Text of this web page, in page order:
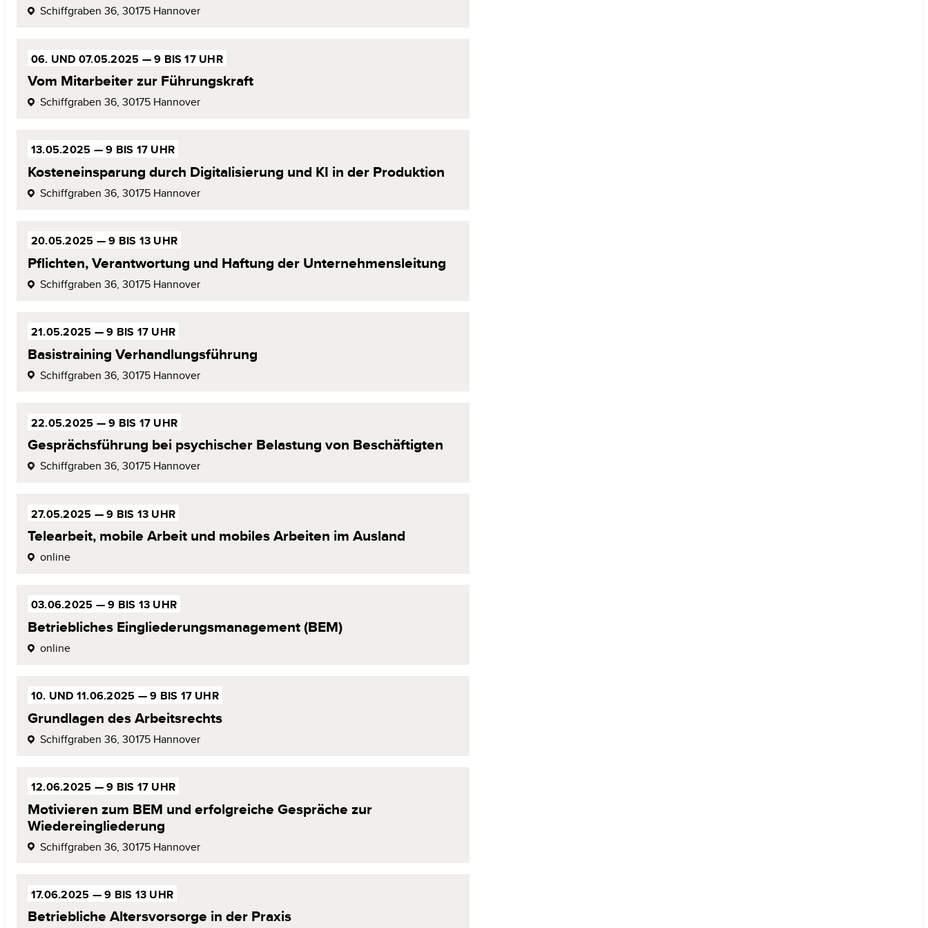
Schiffgraben 36, 30175 Hannover
06. UND 07.05.2025 —9 BIS 17 UHR
Vom Mitarbeiterzur Führungskraft
Schiffgraben 36, 30175 Hannover
13.05.2025 —9 BIS 17 UHR
Kosteneinsparung durch Digitalisierung und KI in der Produktion
Schiffgraben 36, 30175 Hannover
20.05.2025 —9 BIS 13 UHR
Pflichten, Verantwortung und Haftung der Unter­nehmensleitung
Schiffgraben 36, 30175 Hannover
21.05.2025 —9 BIS 17 UHR
Basistraining Verhandlungsführung
Schiffgraben 36, 30175 Hannover
22.05.2025 —9 BIS 17 UHR
Gesprächsführung bei psychischer Belastung von Beschäftigten
Schiffgraben 36, 30175 Hannover
27.05.2025 —9 BIS 13 UHR
Telearbeit, mobile Arbeit und mobilesArbeiten im Ausland
online
03.06.2025 —9 BIS 13 UHR
Betriebliches Eingliederungs­management (BEM)
online
10. UND 11.06.2025 —9 BIS 17 UHR
Grundlagen desArbeitsrechts
Schiffgraben 36, 30175 Hannover
12.06.2025 —9 BIS 17 UHR
Motivieren zum BEM und erfolgreiche Gespräche zur
Wiedereingliederung
Schiffgraben 36, 30175 Hannover
17.06.2025 —9 BIS 13 UHR
Betriebliche Altersvorsorge in der Praxis